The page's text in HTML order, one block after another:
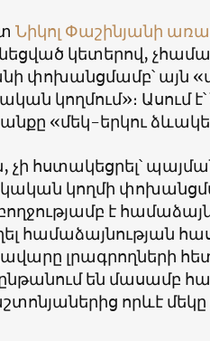
Նիկոլ Փաշինյանի
կետերով,
փոխանցմամբ՝ այն
կողմում»։ Ասում
«մեկ-երկու
հստակեցրել՝
կողմի
է
համաձայնության
լրագրողների հետ
են մասամբ
որևէ մեկը